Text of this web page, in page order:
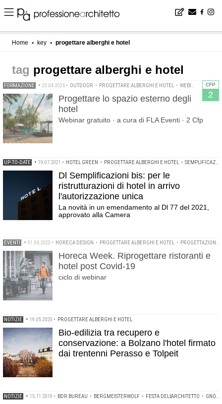
Home ▪ key ▪ progettare alberghi e hotel
progettare alberghi e hotel
CFP
2
FORMAZIONE • 23.04.2026 • OUTDOOR • PROGETTARE ALBERGHI E HOTEL • WEBINAR
Progettare lo spazio esterno degli
hotel
Webinar gratuito · a cura di FLA Eventi · 2 Cfp
UP-TO-DATE • 19.07.2021 • HOTEL GREEN • PROGETTARE ALBERGHI E HOTEL • SEMPLIFICAZIONI BIS
Dl Semplificazioni bis: per le
ristrutturazioni di hotel in arrivo
l'autorizzazione unica
La novità in un emendamento al Dl 77 del 2021,
approvato alla Camera
EVENTI • 01.06.2020 • HORECA DESIGN • PROGETTARE ALBERGHI E HOTEL • PROGETTAZIONE SPAZI PER LA RISTORAZIONE
Horeca Week. Riprogettare ristoranti e
hotel post Covid-19
ciclo di webinar
NOTIZIE • 19.05.2020 • PROGETTARE ALBERGHI E HOTEL
Bio-edilizia tra recupero e
conservazione: a Bolzano l'hotel firmato
dai trentenni Perasso e Tolpeit
NOTIZIE • 15.11.2019 • BDR BUREAU • BERGMEISTERWOLF • FESTA DELL'ARCHITETTO • GNOMONE